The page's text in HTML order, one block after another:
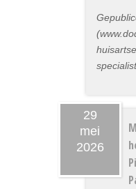
29
mei
2026